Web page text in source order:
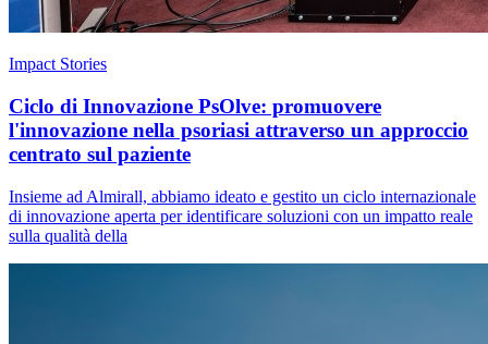
Impact Stories
Ciclo di Innovazione PsOlve: promuovere
l'innovazione nella psoriasi attraverso un approccio
centrato sul paziente
Insieme ad Almirall, abbiamo ideato e gestito un ciclo internazionale
di innovazione aperta per identificare soluzioni con un impatto reale
sulla qualità della